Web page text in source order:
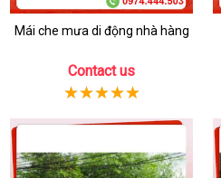
Mái che mưa di động nhà hàng
Contact us